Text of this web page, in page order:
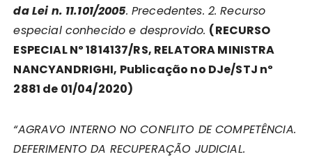
da Lei n. 11.101/2005. Precedentes. 2. Recurso
especial conhecido e desprovido. (RECURSO
ESPECIAL Nº 1814137/RS, RELATORA MINISTRA
NANCYANDRIGHI, Publicação no DJe/STJ nº
2881 de 01/04/2020)
“AGRAVO INTERNO NO CONFLITO DE COMPETÊNCIA.
DEFERIMENTO DA RECUPERAÇÃO JUDICIAL.